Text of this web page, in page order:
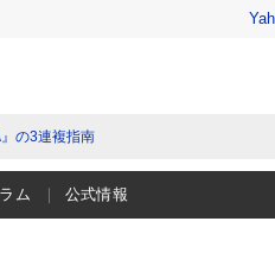
の3連複指南
ム 公式情報